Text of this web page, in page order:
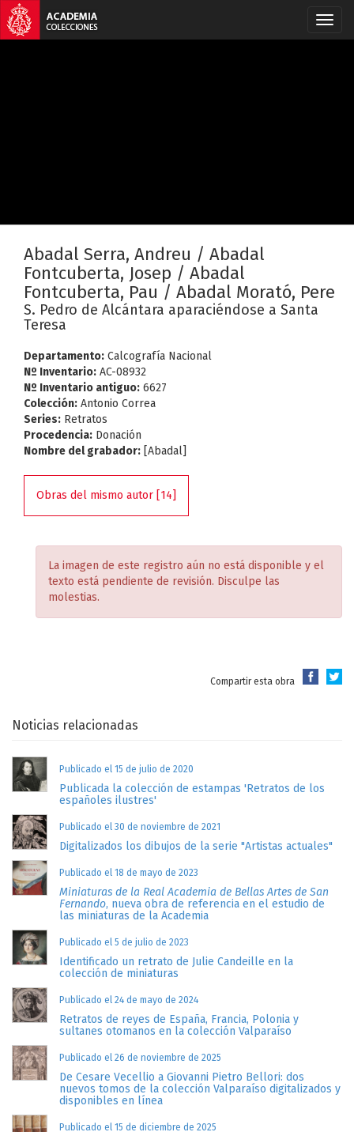
Abadal Serra, Andreu / Abadal
Fontcuberta, Josep / Abadal
Fontcuberta, Pau / Abadal Morató, Pere
S. Pedro de Alcántara aparaciéndose a Santa
Teresa
Departamento: Calcografía Nacional
Nº Inventario: AC-08932
Nº Inventario antiguo: 6627
Colección: Antonio Correa
Series: Retratos
Procedencia: Donación
Nombre del grabador: [Abadal]
Obras del mismo autor [14]
La imagen de este registro aún no está disponible y el
texto está pendiente de revisión. Disculpe las
molestias.
Compartir esta obra
Noticias relacionadas
Publicado el 15 de julio de 2020
Publicada la colección de estampas 'Retratos de los
españoles ilustres'
Publicado el 30 de noviembre de 2021
Digitalizados los dibujos de la serie "Artistas actuales"
Publicado el 18 de mayo de 2023
Miniaturas de la Real Academia de Bellas Artes de San
Fernando, nueva obra de referencia en el estudio de
las miniaturas de la Academia
Publicado el 5 de julio de 2023
Identificado un retrato de Julie Candeille en la
colección de miniaturas
Publicado el 24 de mayo de 2024
Retratos de reyes de España, Francia, Polonia y
sultanes otomanos en la colección Valparaíso
Publicado el 26 de noviembre de 2025
De Cesare Vecellio a Giovanni Pietro Bellori: dos
nuevos tomos de la colección Valparaíso digitalizados y
disponibles en línea
Publicado el 15 de diciembre de 2025